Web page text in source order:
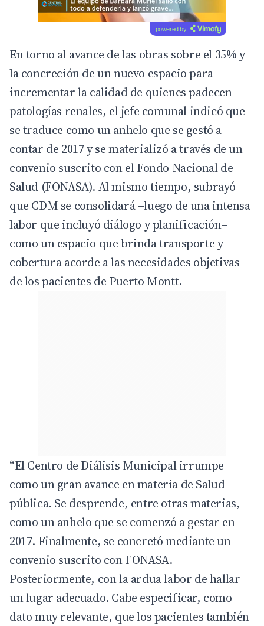
powered by
En torno al avance de las obras sobre el 35% y
la concreción de un nuevo espacio para
incrementar la calidad de quienes padecen
patologías renales, el jefe comunal indicó que
se traduce como un anhelo que se gestó a
contar de 2017 y se materializó a través de un
convenio suscrito con el Fondo Nacional de
Salud (FONASA). Al mismo tiempo, subrayó
que CDM se consolidará –luego de una intensa
labor que incluyó diálogo y planificación–
como un espacio que brinda transporte y
cobertura acorde a las necesidades objetivas
de los pacientes de Puerto Montt.
“El Centro de Diálisis Municipal irrumpe
como un gran avance en materia de Salud
pública. Se desprende, entre otras materias,
como un anhelo que se comenzó a gestar en
2017. Finalmente, se concretó mediante un
convenio suscrito con FONASA.
Posteriormente, con la ardua labor de hallar
un lugar adecuado. Cabe especificar, como
dato muy relevante, que los pacientes también